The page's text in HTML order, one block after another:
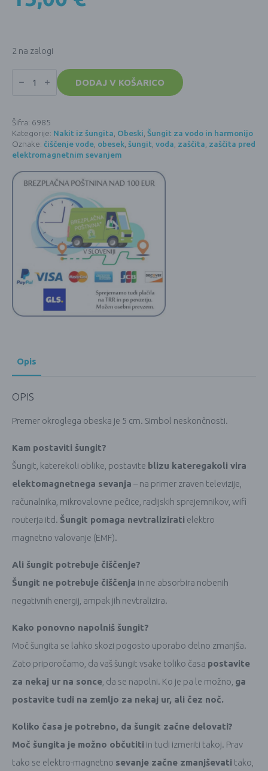
2 na zalogi
obesek
DODAJ V KOŠARICO
Šifra: 6985
Kategorije: Nakit iz šungita Obeski Šungit za vodo in harmonijo
Oznake: čiščenje vode obesek šungit voda zaščita zaščita pred
elektromagnetnim sevanjem
Opis
OPIS
Premer okroglega obeska je 5 cm. Simbol neskončnosti.
Kam postaviti šungit?
Šungit, katerekoli oblike, postavite blizu kateregakoli vira
elektomagnetnega sevanja – na primer zraven televizije,
računalnika, mikrovalovne pečice, radijskih sprejemnikov, wifi
routerja itd. Šungit pomaga nevtralizirati elektro
magnetno valovanje (EMF).
Ali šungit potrebuje čiščenje?
Šungit ne potrebuje čiščenja in ne absorbira nobenih
negativnih energij, ampak jih nevtralizira.
Kako ponovno napolniš šungit?
Moč šungita se lahko skozi pogosto uporabo delno zmanjša.
Zato priporočamo, da vaš šungit vsake toliko časa postavite
za nekaj ur na sonce , da se napolni. Ko je pa le možno, ga
postavite tudi na zemljo za nekaj ur, ali čez noč.
Koliko časa je potrebno, da šungit začne delovati?
Moč šungita je možno občutiti in tudi izmeriti takoj. Prav
tako se elektro-magnetno sevanje začne zmanjševati tako,